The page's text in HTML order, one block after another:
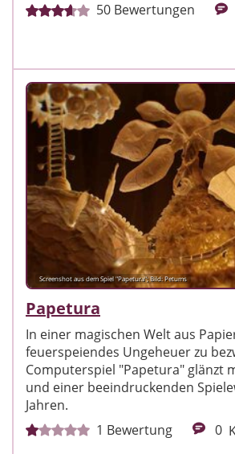
50 Bewertungen
Screenshot aus dem Spiel "Papetura"; Bild: Petums
Papetura
In einer magischen Welt aus
feuerspeiendes Ungeheuer zu
Computerspiel "Papetura" glänzt
und einer beeindruckenden
Jahren.
1 Bewertung 0